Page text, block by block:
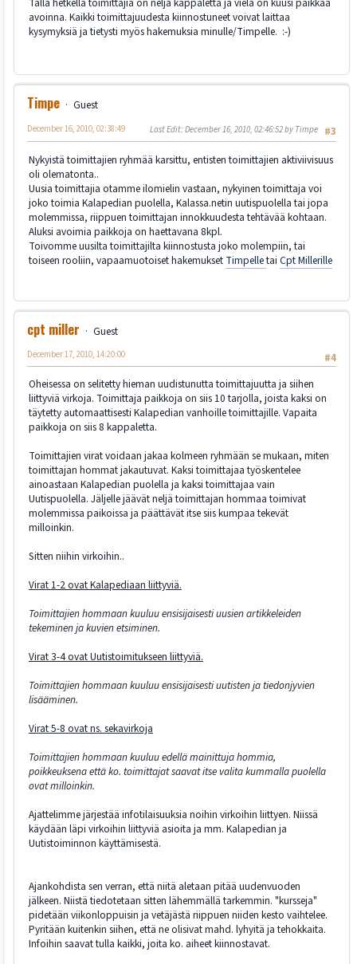
avoinna. Kaikki toimittajuudesta kiinnostuneet voivat laittaa
kysymyksiä ja tietysti myös hakemuksia minulle/Timpelle. :-)
Timpe
Guest
#3
December 16, 2010, 02:38:49 Last Edit: December 16, 2010, 02:46:52 by Timpe
Nykyistä toimittajien ryhmää karsittu, entisten toimittajien aktiviivisuus
oli olematonta..
Uusia toimittajia otamme ilomielin vastaan, nykyinen toimittaja voi
joko toimia Kalapedian puolella, Kalassa.netin uutispuolella tai jopa
molemmissa, riippuen toimittajan innokkuudesta tehtävää kohtaan.
Aluksi avoimia paikkoja on haettavana 8kpl.
Toivomme uusilta toimittajilta kiinnostusta joko molempiin, tai
toiseen rooliin, vapaamuotoiset hakemukset Timpelletai Cpt Millerille
cpt miller
Guest
#4
December 17, 2010, 14:20:00
Oheisessa on selitetty hieman uudistunutta toimittajuutta ja siihen
liittyviä virkoja. Toimittaja paikkoja on siis 10 tarjolla, joista kaksi on
täytetty automaattisesti Kalapedian vanhoille toimittajille. Vapaita
paikkoja on siis 8 kappaletta.
Toimittajien virat voidaan jakaa kolmeen ryhmään se mukaan, miten
toimittajan hommat jakautuvat. Kaksi toimittajaa työskentelee
ainoastaan Kalapedian puolella ja kaksi toimittajaa vain
Uutispuolella. Jäljelle jäävät neljä toimittajan hommaa toimivat
molemmissa paikoissa ja päättävät itse siis kumpaa tekevät
milloinkin.
Sitten niihin virkoihin..
Virat 1-2 ovat Kalapediaan liittyviä.
Toimittajien hommaan kuuluu ensisijaisesti uusien artikkeleiden
tekeminen ja kuvien etsiminen.
Virat 3-4 ovat Uutistoimitukseen liittyviä.
Toimittajien hommaan kuuluu ensisijaisesti uutisten ja tiedonjyvien
lisääminen.
Virat 5-8 ovat ns. sekavirkoja
Toimittajien hommaan kuuluu edellä mainittuja hommia,
poikkeuksena että ko. toimittajat saavat itse valita kummalla puolella
ovat milloinkin.
Ajattelimme järjestää infotilaisuuksia noihin virkoihin liittyen. Niissä
käydään läpi virkoihin liittyviä asioita ja mm. Kalapedian ja
Uutistoiminnon käyttämisestä.
Ajankohdista sen verran, että niitä aletaan pitää uudenvuoden
jälkeen. Niistä tiedotetaan sitten lähemmällä tarkemmin. "kursseja"
pidetään viikonloppuisin ja vetäjästä riippuen niiden kesto vaihtelee.
Pyritään kuitenkin siihen, että ne olisivat mahd. lyhyitä ja tehokkaita.
Infoihin saavat tulla kaikki, joita ko. aiheet kiinnostavat.